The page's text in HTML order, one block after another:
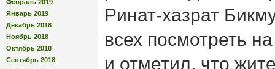
Февраль 2019
Январь 2019
Декабрь 2018
Ноябрь 2018
Октябрь 2018
Сентябрь 2018
Ринат-хазрат
всех посмотреть
и отметил, что